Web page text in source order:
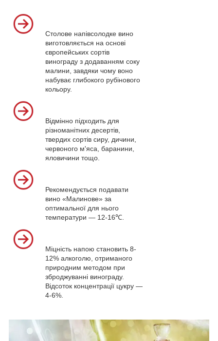
Столове напівсолодке вино
виготовляється на основі
європейських сортів
винограду з додаванням соку
малини, завдяки чому воно
набуває глибокого рубінового
кольору.
Відмінно підходить для
різноманітних десертів,
твердих сортів сиру, дичини,
червоного м'яса, баранини,
яловичини тощо.
Рекомендується подавати
вино «Малинове» за
оптимальної для нього
температури — 12-16℃.
Міцність напою становить 8-
12% алкоголю, отриманого
природним методом при
зброджуванні винограду.
Відсоток концентрації цукру —
4-6%.